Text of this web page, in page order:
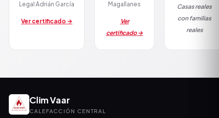
Legal Adrián García
Ver certificado →
Magallanes
Ver
certificado →
Casas reales
con familias
reales
Clim Vaar
CALEFACCIÓN CENTRAL